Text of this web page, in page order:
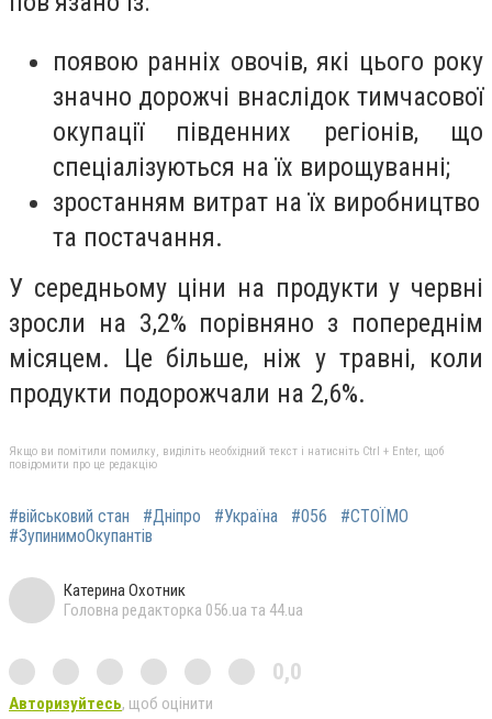
появою ранніх овочів, які цього року
значно дорожчі внаслідок тимчасової
окупації південних регіонів, що
спеціалізуються на їх вирощуванні;
зростанням витрат на їх виробництво
та постачання.
У середньому ціни на продукти у червні
зросли на 3,2% порівняно з попереднім
місяцем. Це більше, ніж у травні, коли
продукти подорожчали на 2,6%.
Якщо ви помітили помилку, виділіть необхідний текст і натисніть Ctrl + Enter, щоб
повідомити про це редакцію
#військовий стан #Дніпро #Україна #056
#СТОЇМО
#ЗупинимоОкупантів
Катерина Охотник
Головна редакторка 056.ua та 44.ua
0,0
Авторизуйтесь, щоб оцінити